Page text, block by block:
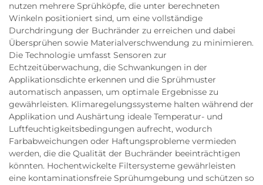
nutzen mehrere Sprühköpfe, die unter berechneten
Winkeln positioniert sind, um eine vollständige
Durchdringung der Buchränder zu erreichen und dabei
Übersprühen sowie Materialverschwendung zu minimieren.
Die Technologie umfasst Sensoren zur
Echtzeitüberwachung, die Schwankungen in der
Applikationsdichte erkennen und die Sprühmuster
automatisch anpassen, um optimale Ergebnisse zu
gewährleisten. Klimaregelungssysteme halten während der
Applikation und Aushärtung ideale Temperatur- und
Luftfeuchtigkeitsbedingungen aufrecht, wodurch
Farbabweichungen oder Haftungsprobleme vermieden
werden, die die Qualität der Buchränder beeinträchtigen
könnten. Hochentwickelte Filtersysteme gewährleisten
eine kontaminationsfreie Sprühumgebung und schützen so